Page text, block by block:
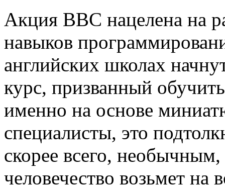
Акция ВВС нацелена на
навыков
английских школах
курс, призванный
именно на основе
специалисты, это
скорее всего,
человечество возьмет на